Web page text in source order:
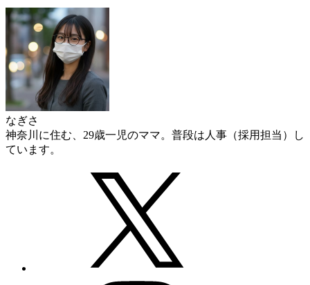
なぎさ
神奈川に住む、29歳一児のママ。普段は人事（採用担当）し
ています。